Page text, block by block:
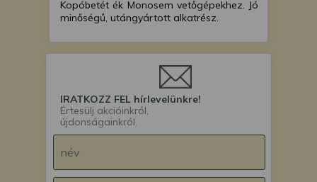
Kopóbetét ék Monosem vetőgépekhez. Jó
minőségű, utángyártott alkatrész.
IRATKOZZ FEL hírlevelünkre!
Értesülj akcióinkról,
újdonságainkról.